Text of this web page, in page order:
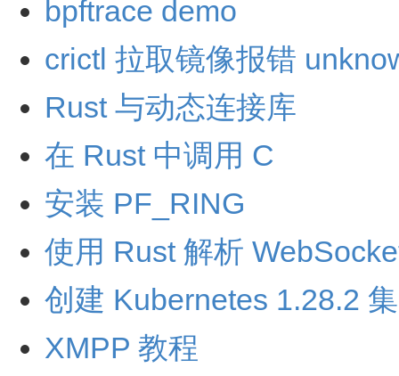
bpftrace demo
crictl 拉取镜像报错
Rust 与动态连接库
在 Rust 中调用 C
安装 PF_RING
使用 Rust 解析
创建 Kubernetes 1.28.2
XMPP 教程